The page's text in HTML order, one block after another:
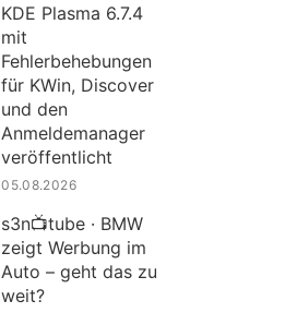
KDE Plasma 6.7.4
mit
Fehlerbehebungen
für KWin, Discover
und den
Anmeldemanager
veröffentlicht
05.08.2026
s3n📺tube · BMW
zeigt Werbung im
Auto – geht das zu
weit?